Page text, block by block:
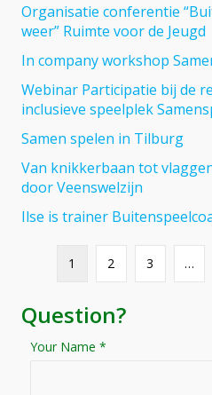
Organisatie conferentie
weer” Ruimte voor de Jeugd
In company workshop
Webinar Participatie bij de
inclusieve speelplek
Samen spelen in Tilburg
Van knikkerbaan tot
door Veenswelzijn
Ilse is trainer
1 2 3 …
Question?
Your Name *